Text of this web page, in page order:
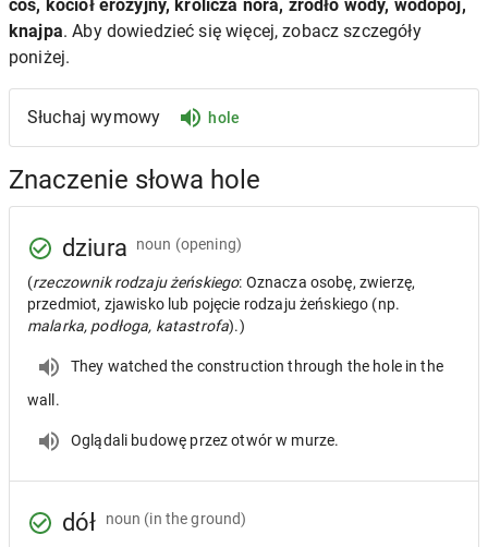
coś, kocioł erozyjny, królicza nora, źródło wody, wodopój,
knajpa. Aby dowiedzieć się więcej, zobacz szczegóły
poniżej.
Słuchaj wymowy hole
Znaczenie słowa hole
dziura noun (opening)
(rzeczownik rodzaju żeńskiego: Oznacza osobę, zwierzę,
przedmiot, zjawisko lub pojęcie rodzaju żeńskiego (np.
malarka, podłoga, katastrofa).)
They watched the construction through the hole in the
wall.
Oglądali budowę przez otwór w murze.
dół noun (in the ground)